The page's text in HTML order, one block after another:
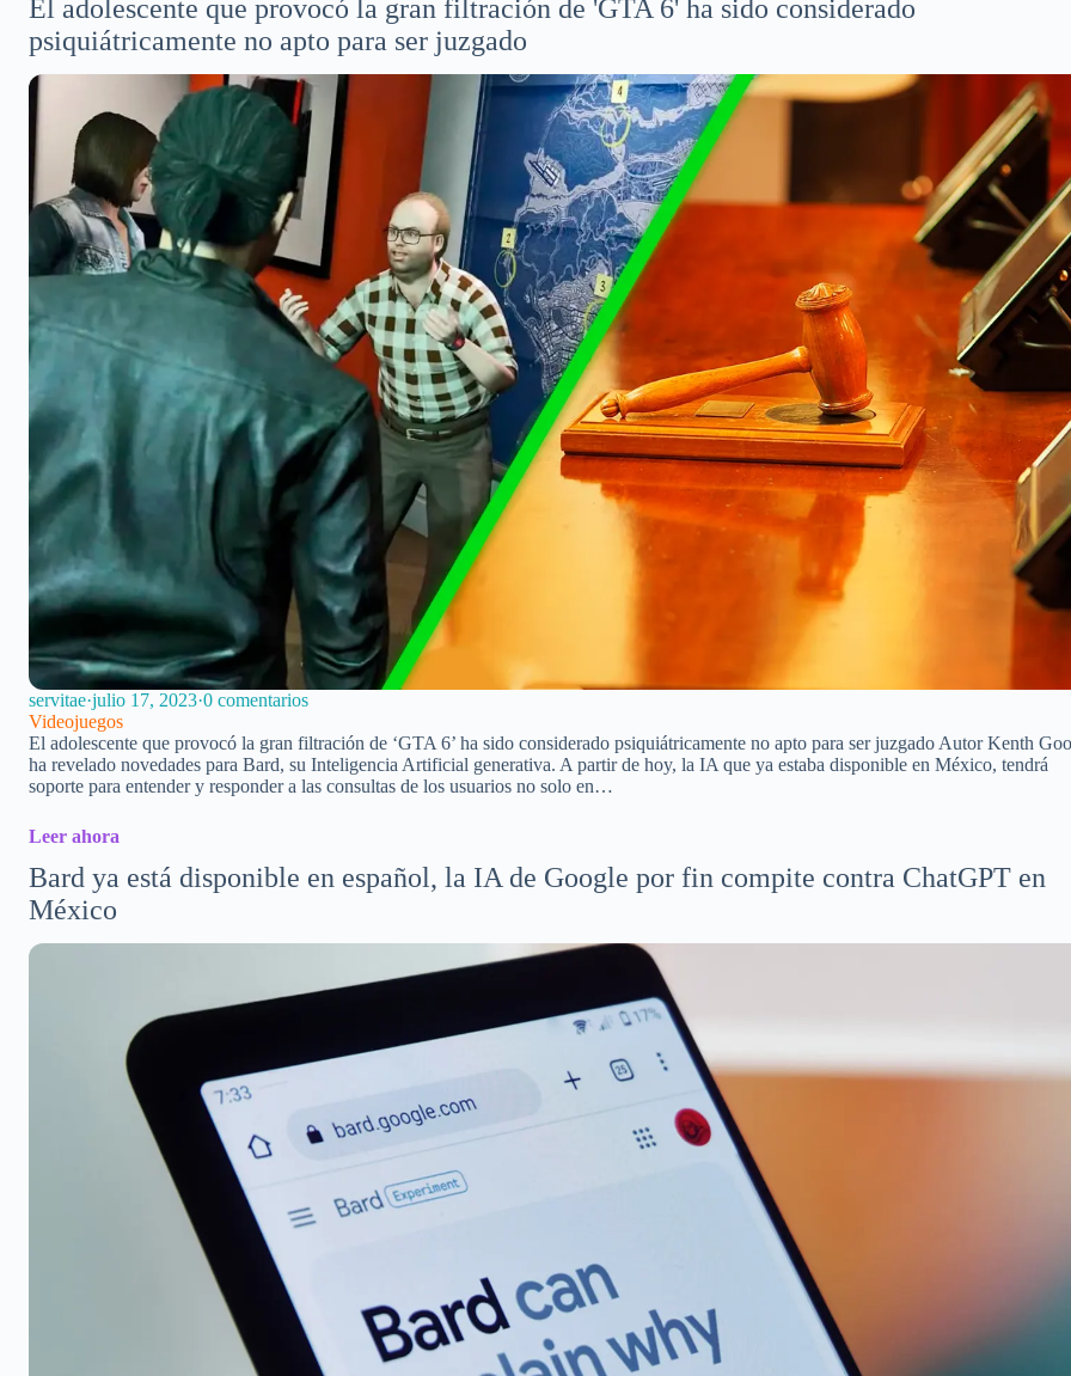
El adolescente que provocó la gran filtración de 'GTA 6' ha sido considerado
psiquiátricamente no apto para ser juzgado
servitae·julio 17, 2023·0 comentarios
Videojuegos
El adolescente que provocó la gran filtración de ‘GTA 6’ ha sido considerado psiquiátricamente no apto para ser juzgado Autor Kenth
ha revelado novedades para Bard, su Inteligencia Artificial generativa. A partir de hoy, la IA que ya estaba disponible en México, tendrá
soporte para entender y responder a las consultas de los usuarios no solo en…
Leer ahora
Bard ya está disponible en español, la IA de Google por fin compite contra ChatGPT en
México